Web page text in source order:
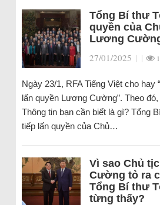
Tổng Bí thư
quyền của
Lương
27/01/2025 | |
Ngày 23/1, RFA Tiếng Việt cho hay
lấn quyền Lương Cường”. Theo đó,
Thông tin bạn cần biết là gì? Tổng
tiếp lấn quyền của Chủ…
Vì sao Chủ
Cường tỏ ra
Tổng Bí thư
từng thấy?